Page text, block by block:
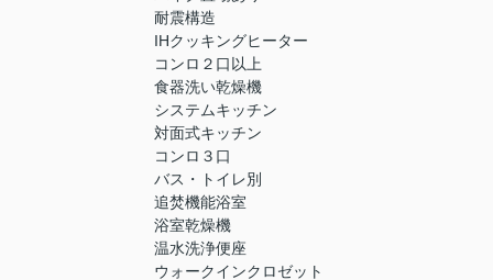
耐震構造
IHクッキングヒーター
コンロ２口以上
食器洗い乾燥機
システムキッチン
対面式キッチン
コンロ３口
バス・トイレ別
追焚機能浴室
浴室乾燥機
温水洗浄便座
ウォークインクロゼット